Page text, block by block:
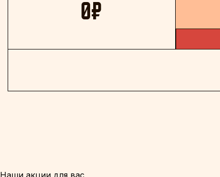
0₽
Наши акции для вас